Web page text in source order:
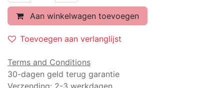
Aan winkelwagen toevoegen
Toevoegen aan verlanglijst
Terms and Conditions
30-dagen geld terug garantie
Verzending: 2-3 werkdagen